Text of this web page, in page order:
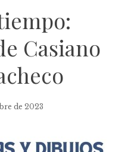
Casiano
de 2023